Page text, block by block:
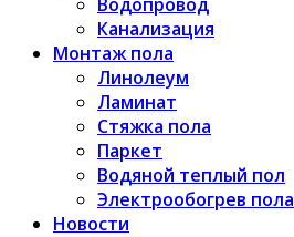
Канализация
Монтаж пола
Линолеум
Ламинат
Стяжка пола
Паркет
Водяной теплый пол
Электрообогрев пола
Новости